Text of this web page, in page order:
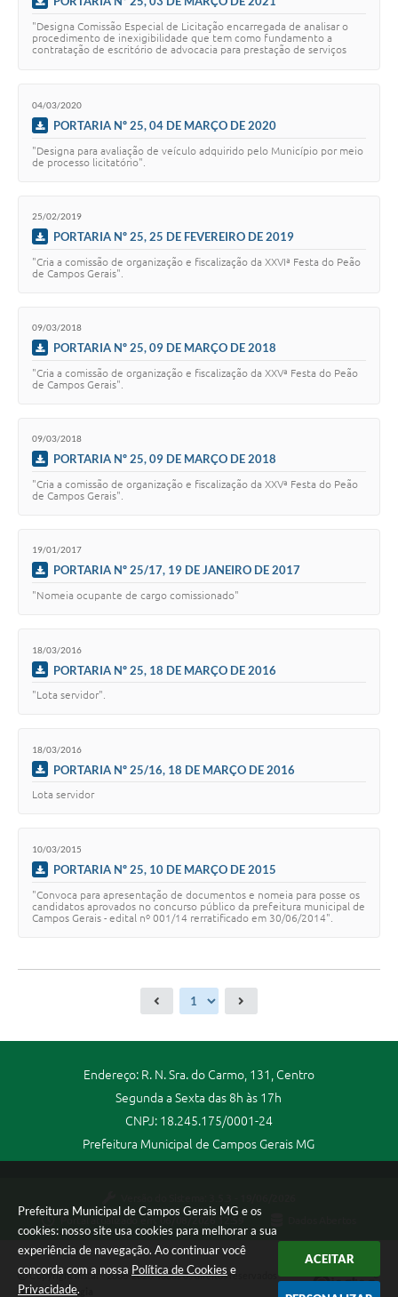
Prefeitura Municipal de Campos Gerais MG e os
cookies: nosso site usa cookies para melhorar a sua
experiência de navegação. Ao continuar você
concorda com a nossa Política de Cookies e
Privacidade.
ACEITAR
"Designa Comissão Especial de Licitação encarregada de analisar o
procedimento de inexigibilidade que tem como fundamento a
contratação de escritório de advocacia para prestação de serviços
04/03/2020
PORTARIA Nº 25, 04 DE MARÇO DE 2020
"Designa para avaliação de veículo adquirido pelo Município por meio
de processo licitatório".
25/02/2019
PORTARIA Nº 25, 25 DE FEVEREIRO DE 2019
"Cria a comissão de organização e fiscalização da XXVIª Festa do Peão
de Campos Gerais".
09/03/2018
PORTARIA Nº 25, 09 DE MARÇO DE 2018
"Cria a comissão de organização e fiscalização da XXVª Festa do Peão
de Campos Gerais".
09/03/2018
PORTARIA Nº 25, 09 DE MARÇO DE 2018
"Cria a comissão de organização e fiscalização da XXVª Festa do Peão
de Campos Gerais".
19/01/2017
PORTARIA Nº 25/17, 19 DE JANEIRO DE 2017
"Nomeia ocupante de cargo comissionado"
18/03/2016
PORTARIA Nº 25, 18 DE MARÇO DE 2016
"Lota servidor".
18/03/2016
PORTARIA Nº 25/16, 18 DE MARÇO DE 2016
Lota servidor
10/03/2015
PORTARIA Nº 25, 10 DE MARÇO DE 2015
"Convoca para apresentação de documentos e nomeia para posse os
candidatos aprovados no concurso público da prefeitura municipal de
Campos Gerais - edital nº 001/14 rerratificado em 30/06/2014".
Endereço: R. N. Sra. do Carmo, 131, Centro
Segunda a Sexta das 8h às 17h
CNPJ: 18.245.175/0001-24
Prefeitura Municipal de Campos Gerais MG
Portal atualizado em:
06/08/2026 12:59
Copyright Instar - 2006-2026. Todos os direitos reservados -
Instar Tecnologia